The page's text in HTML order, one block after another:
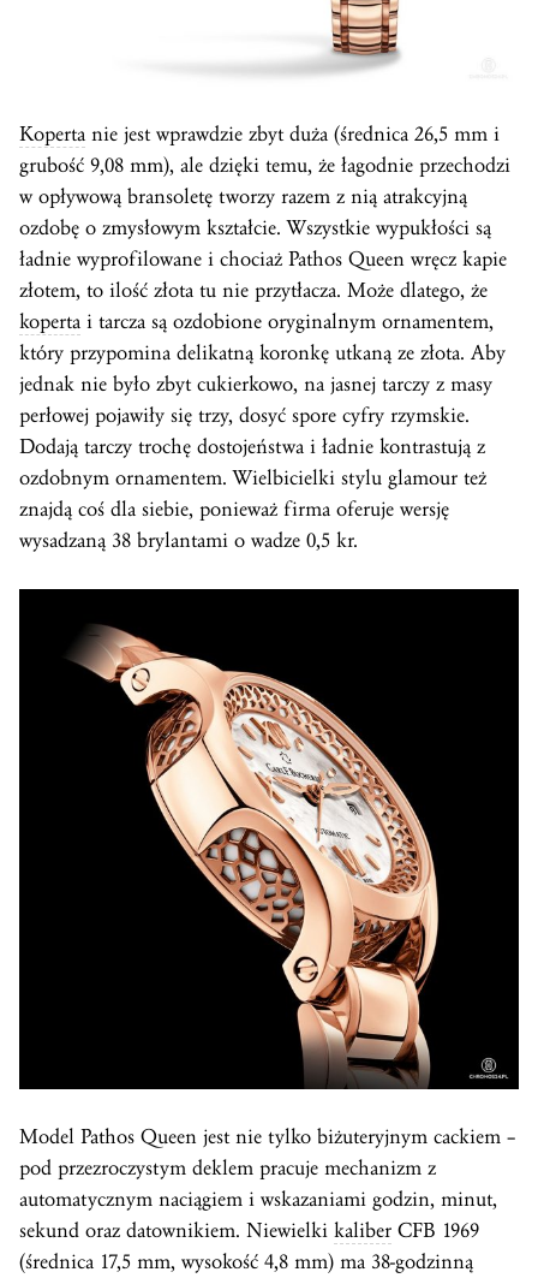
Koperta nie jest wprawdzie zbyt duża (średnica 26,5 mm i
grubość 9,08 mm), ale dzięki temu, że łagodnie przechodzi
w opływową bransoletę tworzy razem z nią atrakcyjną
ozdobę o zmysłowym kształcie. Wszystkie wypukłości są
ładnie wyprofilowane i chociaż Pathos Queen wręcz kapie
złotem, to ilość złota tu nie przytłacza. Może dlatego, że
koperta i tarcza są ozdobione oryginalnym ornamentem,
który przypomina delikatną koronkę utkaną ze złota. Aby
jednak nie było zbyt cukierkowo, na jasnej tarczy z masy
perłowej pojawiły się trzy, dosyć spore cyfry rzymskie.
Dodają tarczy trochę dostojeństwa i ładnie kontrastują z
ozdobnym ornamentem. Wielbicielki stylu glamour też
znajdą coś dla siebie, ponieważ firma oferuje wersję
wysadzaną 38 brylantami o wadze 0,5 kr.
Model Pathos Queen jest nie tylko biżuteryjnym cackiem –
pod przezroczystym deklem pracuje mechanizm z
automatycznym naciągiem i wskazaniami godzin, minut,
sekund oraz datownikiem. Niewielki kaliber CFB 1969
(średnica 17,5 mm, wysokość 4,8 mm) ma 38-godzinną